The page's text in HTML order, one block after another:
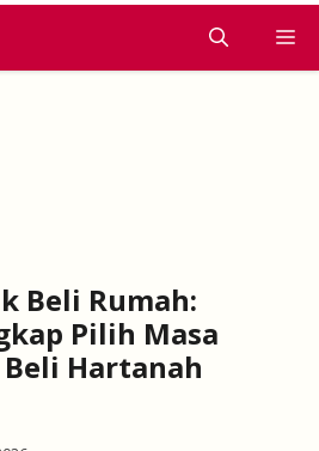
Beli Rumah:
Pilih Masa
Hartanah